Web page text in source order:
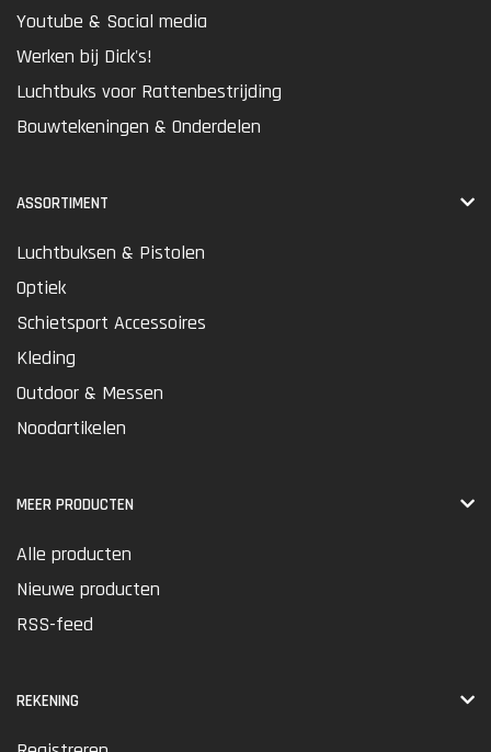
Youtube & Social media
Werken bij Dick's!
Luchtbuks voor Rattenbestrijding
Bouwtekeningen & Onderdelen
ASSORTIMENT
Luchtbuksen & Pistolen
Optiek
Schietsport Accessoires
Kleding
Outdoor & Messen
Noodartikelen
MEER PRODUCTEN
Alle producten
Nieuwe producten
RSS-feed
REKENING